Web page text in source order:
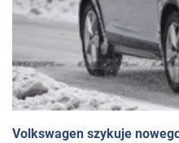
Volkswagen szykuje